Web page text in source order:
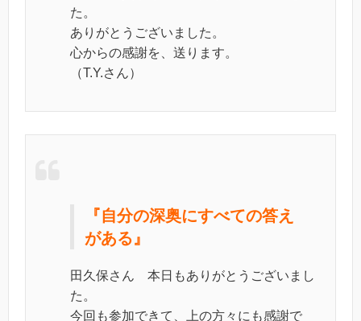
た。
ありがとうございました。
心からの感謝を、送ります。
（T.Y.さん）
『自分の深奥にすべての答え
がある』
田久保さん 本日もありがとうございまし
た。
今回も参加できて、上の方々にも感謝で